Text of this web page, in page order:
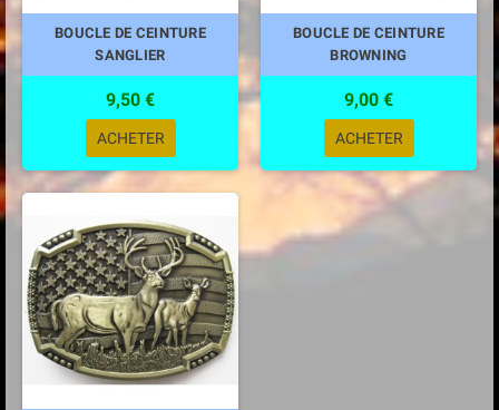
BOUCLE DE CEINTURE
SANGLIER
9,50 €
ACHETER
BOUCLE DE CEINTURE
BROWNING
9,00 €
ACHETER